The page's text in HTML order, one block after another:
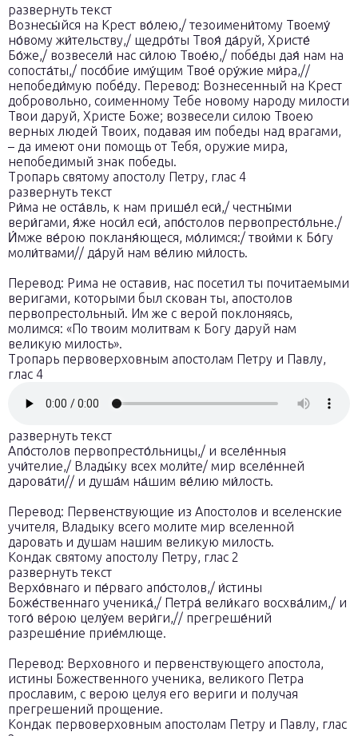
развернуть текст
Вознесы́йся на Крест во́лею,/ тезоимени́тому Твоему́
но́вому жи́тельству,/ щедро́ты Твоя́ да́руй, Христе́
Бо́же,/ возвесели́ нас си́лою Твое́ю,/ побе́ды дая́ нам на
сопоста́ты,/ посо́бие иму́щим Твое́ ору́жие ми́ра,//
непобеди́мую побе́ду. Перевод: Вознесенный на Крест
добровольно, соименному Тебе новому народу милости
Твои даруй, Христе Боже; возвесели силою Твоею
верных людей Твоих, подавая им победы над врагами,
– да имеют они помощь от Тебя, оружие мира,
непобедимый знак победы.
Тропарь святому апостолу Петру, глас 4
развернуть текст
Ри́ма не оста́вль, к нам прише́л еси́,/ честны́ми
вери́гами, я́же носи́л еси́, апо́столов первопресто́льне./
И́мже ве́рою покланя́ющеся, мо́лимся:/ твои́ми к Бо́гу
моли́твами// да́руй нам ве́лию ми́лость.
Перевод: Рима не оставив, нас посетил ты почитаемыми
веригами, которыми был скован ты, апостолов
первопрестольный. Им же с верой поклоняясь,
молимся: «По твоим молитвам к Богу даруй нам
великую милость».
Тропарь первоверховным апостолам Петру и Павлу,
глас 4
развернуть текст
Апо́столов первопресто́льницы,/ и вселе́нныя
учи́телие,/ Влады́ку всех моли́те/ мир вселе́нней
дарова́ти// и душа́м на́шим ве́лию ми́лость.
Перевод: Первенствующие из Апостолов и вселенские
учителя, Владыку всего молите мир вселенной
даровать и душам нашим великую милость.
Кондак святому апостолу Петру, глас 2
развернуть текст
Верхо́внаго и пе́рваго апо́столов,/ и́стины
Боже́ственнаго ученика́,/ Петра́ вели́каго восхва́лим,/ и
того́ ве́рою целу́ем вери́ги,// прегреше́ний
разреше́ние прие́млюще.
Перевод: Верховного и первенствующего апостола,
истины Божественного ученика, великого Петра
прославим, с верою целуя его вериги и получая
прегрешений прощение.
Кондак первоверховным апостолам Петру и Павлу, глас